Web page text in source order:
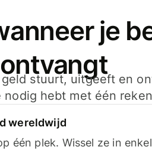
je
geld stuurt, uitgeeft en
nodig hebt met één
wereldwijd
één plek. Wissel ze in